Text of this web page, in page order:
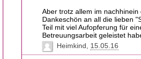
Aber trotz allem im nachhinein
Dankeschön an all die lieben
Teil mit viel Aufopferung für
Betreuungsarbeit geleistet
Heimkind
15.05.16